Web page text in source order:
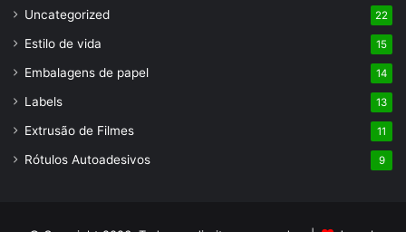
Uncategorized 22
Estilo de vida 15
Embalagens de papel 14
Labels 13
Extrusão de Filmes 11
Rótulos Autoadesivos 9